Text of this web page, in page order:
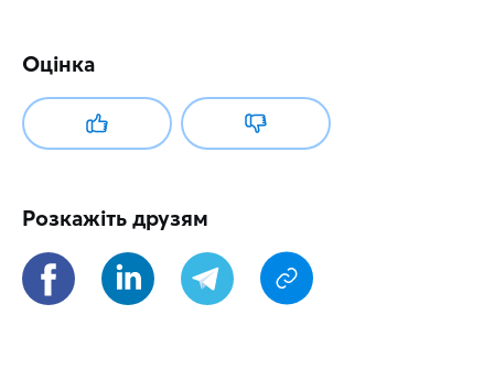
Оцінка
Розкажіть друзям